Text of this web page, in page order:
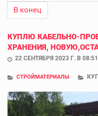
В конец
КУПЛЮ КАБЕЛЬНО-
ХРАНЕНИЯ,
22 СЕНТЯБРЯ 2023 Г. В 08:51
СТРОЙМАТЕРИАЛЫ